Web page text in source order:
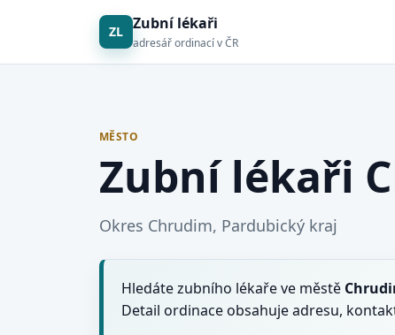
ZL Zubní lékaři
adresář ordinací v ČR
MĚSTO
Zubní lékaři
Okres Chrudim, Pardubický kraj
Hledáte zubního lékaře ve městě
Detail ordinace obsahuje adresu,